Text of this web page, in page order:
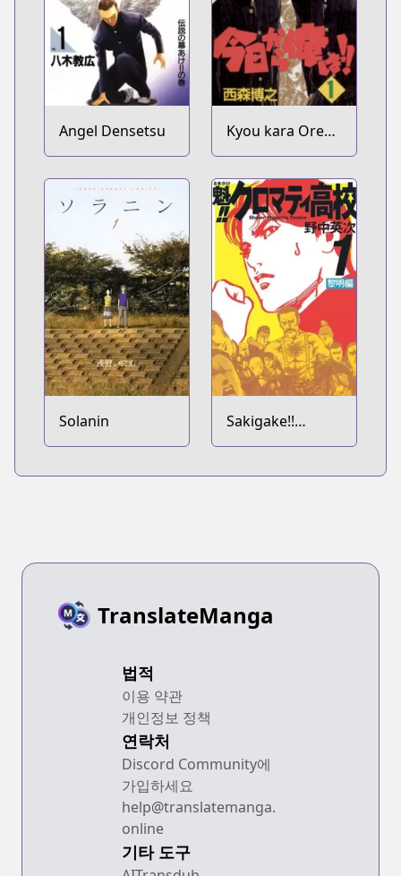
Angel Densetsu
Kyou kara Ore
wa!!
Solanin
Sakigake!!
Cromartie
TranslateManga
법적
이용 약관
개인정보 정책
연락처
Discord Community에
가입하세요
help@translatemanga.
online
기타 도구